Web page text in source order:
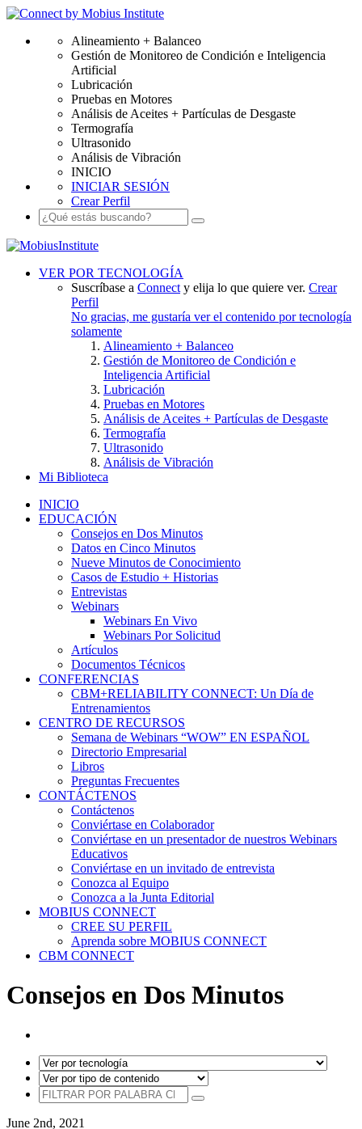
Alineamiento + Balanceo
Gestión de Monitoreo de Condición e Inteligencia
Artificial
Lubricación
Pruebas en Motores
Análisis de Aceites + Partículas de Desgaste
Termografía
Ultrasonido
Análisis de Vibración
INICIO
INICIAR SESIÓN
Crear Perfil
VER POR TECNOLOGÍA
Suscríbase a Connect y elija lo que quiere ver. Crear
Perfil
No gracias, me gustaría ver el contenido por tecnología
solamente
Alineamiento + Balanceo
Gestión de Monitoreo de Condición e
Inteligencia Artificial
Lubricación
Pruebas en Motores
Análisis de Aceites + Partículas de Desgaste
Termografía
Ultrasonido
Análisis de Vibración
Mi Biblioteca
INICIO
EDUCACIÓN
Consejos en Dos Minutos
Datos en Cinco Minutos
Nueve Minutos de Conocimiento
Casos de Estudio + Historias
Entrevistas
Webinars
Webinars En Vivo
Webinars Por Solicitud
Artículos
Documentos Técnicos
CONFERENCIAS
CBM+RELIABILITY CONNECT: Un Día de
Entrenamientos
CENTRO DE RECURSOS
Semana de Webinars “WOW” EN ESPAÑOL
Directorio Empresarial
Libros
Preguntas Frecuentes
CONTÁCTENOS
Contáctenos
Conviértase en Colaborador
Conviértase en un presentador de nuestros Webinars
Educativos
Conviértase en un invitado de entrevista
Conozca al Equipo
Conozca a la Junta Editorial
MOBIUS CONNECT
CREE SU PERFIL
Aprenda sobre MOBIUS CONNECT
CBM CONNECT
Consejos en Dos Minutos
June 2nd, 2021